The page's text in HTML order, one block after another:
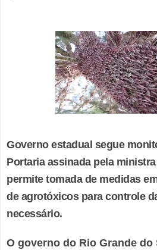
Governo estadual segue
Portaria assinada pela
permite tomada de medidas
de agrotóxicos para controle
necessário.
O governo do Rio Grande do